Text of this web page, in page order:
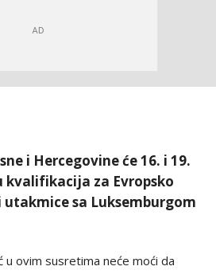
i Hercegovine će 16. i 19.
kvalifikacija za Evropsko
sa Luksemburgom
u ovim susretima neće moći da